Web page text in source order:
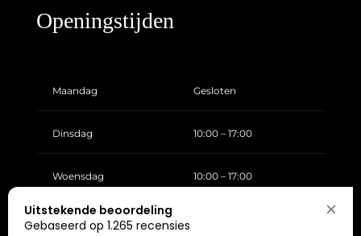
Openingstijden
Maandag Gesloten
Dinsdag 10:00 – 17:00
Woensdag 10:00 – 17:00
Donderdag
Uitstekende beoordeling
Gebaseerd op 1.265 recensies